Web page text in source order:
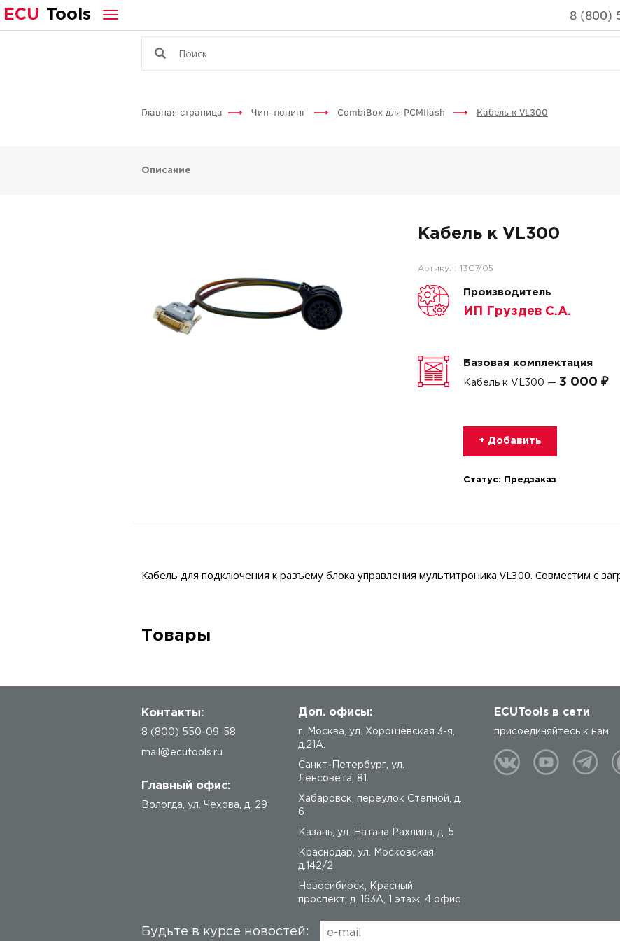
ECU Tools 8 (800)
Главная страница Чип-тюнинг CombiBox для PCMflash Кабель к VL300
Описание
Кабель к VL300
Артикул: 13C7/05
Производитель
ИП Груздев С.А.
Базовая комплектация
Кабель к VL300 — 3 000 ₽
+ Добавить
Статус: Предзаказ
Кабель для подключения к разъему блока управления мультитроника VL300. Совместим с
Товары
Контакты:
8 (800) 550-09-58
mail@ecutools.ru
Главный офис:
Вологда ул. Чехова, д. 29
Доп. офисы:
г. Москва, ул. Хорошёвская 3-я,
д.21А.
Санкт-Петербург, ул.
Ленсовета, 81.
Хабаровск, переулок Степной, д.
6
Казань, ул. Натана Рахлина, д. 5
Краснодар, ул. Московская
д.142/2
Новосибирск, Красный
проспект, д. 163А, 1 этаж, 4 офис
ECUTools в сети
присоединяйтесь к нам
Будьте в курсе новостей: